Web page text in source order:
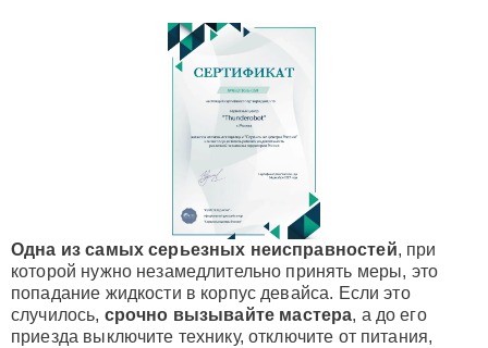
Одна из самых серьезных неисправностей, при
которой нужно незамедлительно принять меры, это
попадание жидкости в корпус девайса. Если это
случилось, срочно вызывайте мастера, а до его
приезда выключите технику, отключите от питания,